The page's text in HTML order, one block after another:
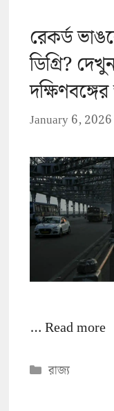
রেকর্ড
ডিগ্রি?
January 6, 2026
…Read more
Categories
রাজ্য